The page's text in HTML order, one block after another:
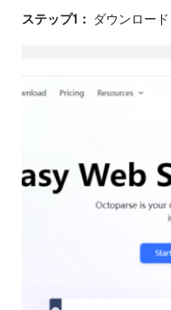
ステップ1： ダウンロード